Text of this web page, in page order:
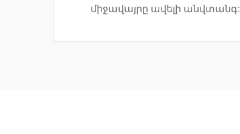
միջավայրը ավելի անվտանգ: